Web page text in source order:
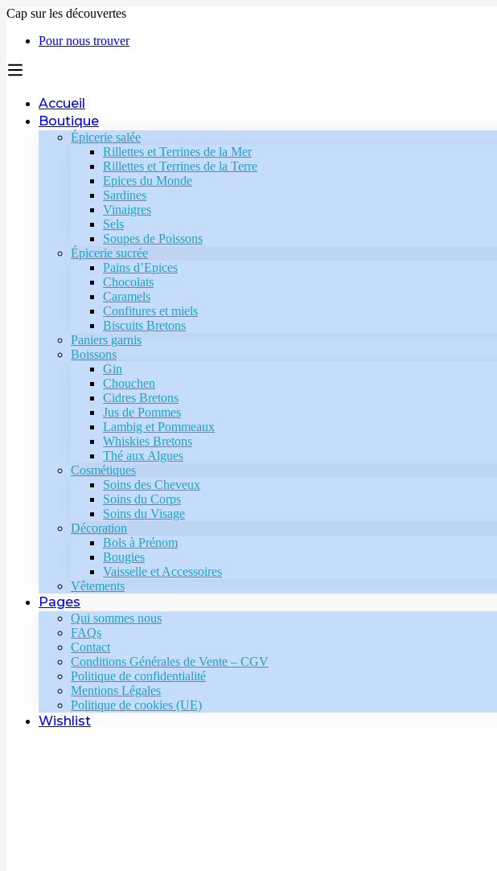
Cap sur les découvertes
Pour nous trouver
Accueil
Boutique
Épicerie salée
Rillettes et Terrines de la Mer
Rillettes et Terrines de la Terre
Epices du Monde
Sardines
Vinaigres
Sels
Soupes de Poissons
Épicerie sucrée
Pains d’Epices
Chocolats
Caramels
Confitures et miels
Biscuits Bretons
Paniers garnis
Boissons
Gin
Chouchen
Cidres Bretons
Jus de Pommes
Lambig et Pommeaux
Whiskies Bretons
Thé aux Algues
Cosmétiques
Soins des Cheveux
Soins du Corps
Soins du Visage
Décoration
Bols à Prénom
Bougies
Vaisselle et Accessoires
Vêtements
Pages
Qui sommes nous
FAQs
Contact
Conditions Générales de Vente – CGV
Politique de confidentialité
Mentions Légales
Politique de cookies (UE)
Wishlist